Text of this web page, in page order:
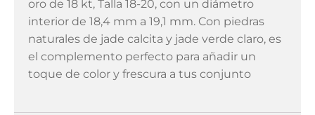
oro de 18 kt, Talla 18-20, con un diámetro
interior de 18,4 mm a 19,1 mm. Con piedras
naturales de jade calcita y jade verde claro, es
el complemento perfecto para añadir un
toque de color y frescura a tus conjunto